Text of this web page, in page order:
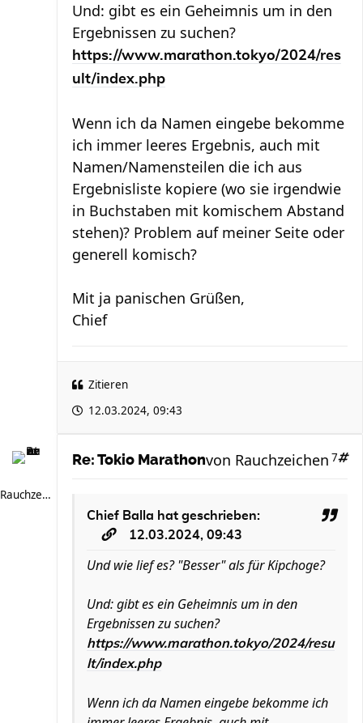
Und: gibt es ein Geheimnis um in den
Ergebnissen zu suchen?
https://www.marathon.tokyo/2024/res
ult/index.php
Wenn ich da Namen eingebe bekomme
ich immer leeres Ergebnis, auch mit
Namen/Namensteilen die ich aus
Ergebnisliste kopiere (wo sie irgendwie
in Buchstaben mit komischem Abstand
stehen)? Problem auf meiner Seite oder
generell komisch?
Mit ja panischen Grüßen,
Chief
Zitieren
12.03.2024, 09:43
Rauchzeichen
Re: Tokio Marathon 7
von Rauchzeichen
Chief Balla hat geschrieben:
12.03.2024, 09:43
Und wie lief es? "Besser" als für Kipchoge?
Und: gibt es ein Geheimnis um in den
Ergebnissen zu suchen?
https://www.marathon.tokyo/2024/resu
lt/index.php
Wenn ich da Namen eingebe bekomme ich